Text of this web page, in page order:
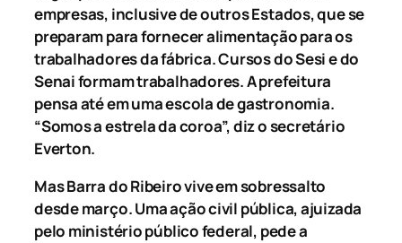
empresas, inclusive de outros Estados, que se
preparam para fornecer alimentação para os
trabalhadores da fábrica. Cursos do Sesi e do
Senai formam trabalhadores. A prefeitura
pensa até em uma escola de gastronomia.
“Somos a estrela da coroa”, diz o secretário
Everton.
Mas Barra do Ribeiro vive em sobressalto
desde março. Uma ação civil pública, ajuizada
pelo ministério público federal, pede a